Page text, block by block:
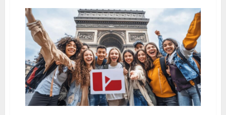
L’Histoire
fascinante
du
Decalage
Horaire
entre
le
Senegal
et
le
Monde
Entier